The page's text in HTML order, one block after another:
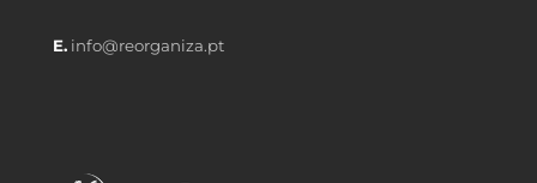
E. info@reorganiza.pt